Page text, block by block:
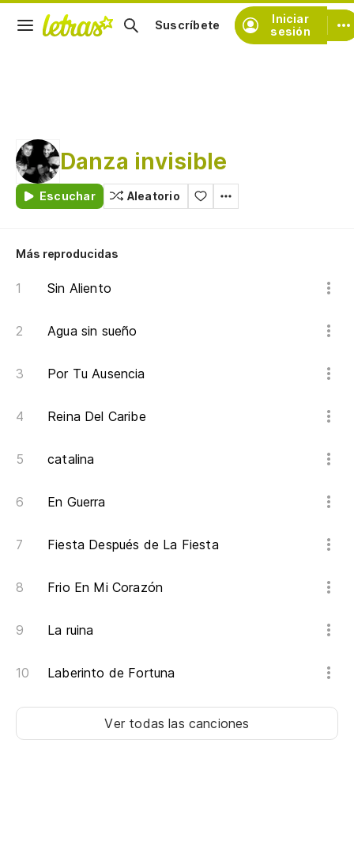
Iniciar
sesión
Suscríbete
Danza invisible
Escuchar Aleatorio
Más reproducidas
Sin Aliento
Agua sin sueño
Por Tu Ausencia
Reina Del Caribe
catalina
En Guerra
Fiesta Después de La Fiesta
Frio En Mi Corazón
La ruina
Laberinto de Fortuna
Ver todas las canciones